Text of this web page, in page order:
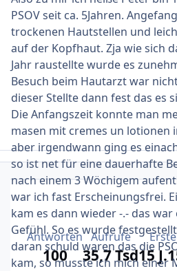
PSOV seit ca. 5Jahren.
trockenen Hautstellen und
auf der Kopfhaut. Zja wie sich
Jahr raustellte wurde es
Besuch beim Hautarzt war
dieser Stellte dann fest das es
Die Anfangszeit konnte man
masen mit cremes un lotionen
aber irgendwann ging es
so ist net für eine dauerhafte
nach einem 3 Wöchigem
war ich fast Erscheinungsfrei.
kam es dann wieder -.- das war
Gefühl. So es wurde
daran schuld waren das die
kam, so musste ich mich einer
Antworten
100
Aufrufe
35,7 Tsd15 J.